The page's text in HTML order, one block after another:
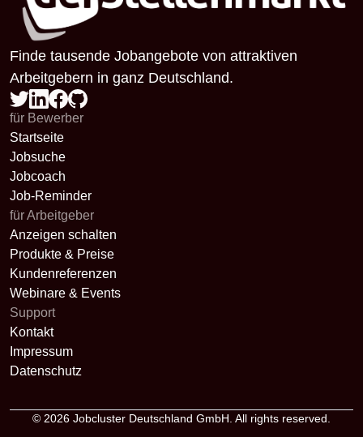
Finde tausende Jobangebote von attraktiven
Arbeitgebern in ganz Deutschland.
für Bewerber
Startseite
Jobsuche
Jobcoach
Job-Reminder
für Arbeitgeber
Anzeigen schalten
Produkte & Preise
Kundenreferenzen
Webinare & Events
Support
Kontakt
Impressum
Datenschutz
© 2026 Jobcluster Deutschland GmbH. All rights reserved.